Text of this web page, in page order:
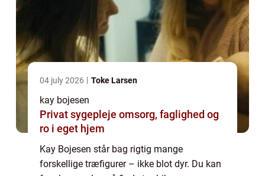
04 july 2026 Toke Larsen
kay bojesen
Privat sygepleje omsorg, faglighed og
ro i eget hjem
Kay Bojesen står bag rigtig mange
forskellige træfigurer – ikke blot dyr. Du kan